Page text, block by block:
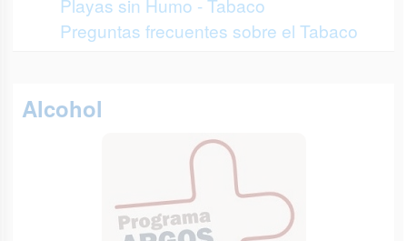
Preguntas frecuentes sobre el Tabaco
Alcohol